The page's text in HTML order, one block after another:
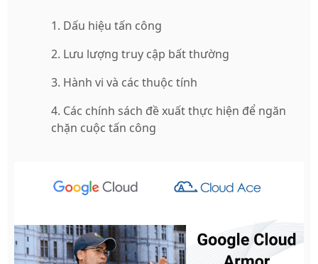
Dấu hiệu tấn công
Lưu lượng truy cập bất thường
Hành vi và các thuộc tính
Các chính sách đề xuất thực hiện để ngăn
chặn cuộc tấn công